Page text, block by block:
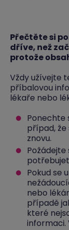
Přečtěte si
dříve, než
protože
Vždy užívejte
příbalovou
lékaře nebo
Ponechte
případ,
znovu.
Pokud se
nebo
případě
které
informaci.